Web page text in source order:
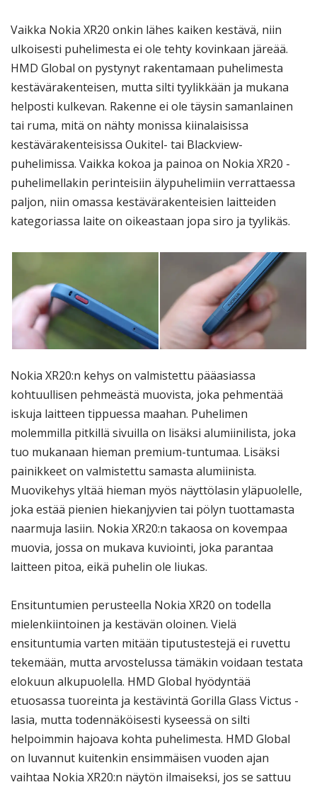
Vaikka Nokia XR20 onkin lähes kaiken kestävä, niin
ulkoisesti puhelimesta ei ole tehty kovinkaan järeää.
HMD Global on pystynyt rakentamaan puhelimesta
kestävärakenteisen, mutta silti tyylikkään ja mukana
helposti kulkevan. Rakenne ei ole täysin samanlainen
tai ruma, mitä on nähty monissa kiinalaisissa
kestävärakenteisissa Oukitel- tai Blackview-
puhelimissa. Vaikka kokoa ja painoa on Nokia XR20 -
puhelimellakin perinteisiin älypuhelimiin verrattaessa
paljon, niin omassa kestävärakenteisien laitteiden
kategoriassa laite on oikeastaan jopa siro ja tyylikäs.
Nokia XR20:n kehys on valmistettu pääasiassa
kohtuullisen pehmeästä muovista, joka pehmentää
iskuja laitteen tippuessa maahan. Puhelimen
molemmilla pitkillä sivuilla on lisäksi alumiinilista, joka
tuo mukanaan hieman premium-tuntumaa. Lisäksi
painikkeet on valmistettu samasta alumiinista.
Muovikehys yltää hieman myös näyttölasin yläpuolelle,
joka estää pienien hiekanjyvien tai pölyn tuottamasta
naarmuja lasiin. Nokia XR20:n takaosa on kovempaa
muovia, jossa on mukava kuviointi, joka parantaa
laitteen pitoa, eikä puhelin ole liukas.
Ensituntumien perusteella Nokia XR20 on todella
mielenkiintoinen ja kestävän oloinen. Vielä
ensituntumia varten mitään tiputustestejä ei ruvettu
tekemään, mutta arvostelussa tämäkin voidaan testata
elokuun alkupuolella. HMD Global hyödyntää
etuosassa tuoreinta ja kestävintä Gorilla Glass Victus -
lasia, mutta todennäköisesti kyseessä on silti
helpoimmin hajoava kohta puhelimesta. HMD Global
on luvannut kuitenkin ensimmäisen vuoden ajan
vaihtaa Nokia XR20:n näytön ilmaiseksi, jos se sattuu